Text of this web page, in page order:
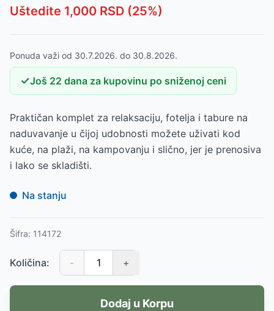
Uštedite 1,000 RSD (25%)
Ponuda važi od 30.7.2026. do 30.8.2026.
✓Još 22 dana za kupovinu po sniženoj ceni
Praktičan komplet za relaksaciju, fotelja i tabure na
naduvavanje u čijoj udobnosti možete uživati kod
kuće, na plaži, na kampovanju i slično, jer je prenosiva
i lako se skladišti.
Na stanju
Šifra: 114172
Količina: - +
Dodaj u Korpu